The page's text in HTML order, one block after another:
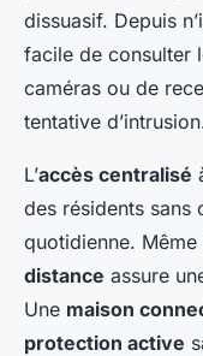
dissuasif. Depuis
facile de consulter
caméras ou de
tentative
L’accès centralisé
des résidents sans
quotidienne.
distance assure
Une maison
protection active